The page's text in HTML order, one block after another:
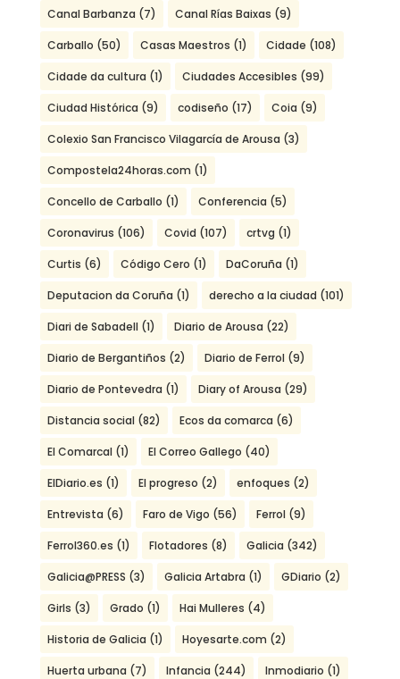
Canal Barbanza (7) Canal Rías Baixas (9)
Carballo (50) Casas Maestros (1) Cidade (108)
Cidade da cultura (1) Ciudades Accesibles (99)
Ciudad Histórica (9) codiseño (17) Coia (9)
Colexio San Francisco Vilagarcía de Arousa (3)
Compostela24horas.com (1)
Concello de Carballo (1) Conferencia (5)
Coronavirus (106) Covid (107) crtvg (1)
Curtis (6) Código Cero (1) DaCoruña (1)
Deputacion da Coruña (1) derecho a la ciudad (101)
Diari de Sabadell (1) Diario de Arousa (22)
Diario de Bergantiños (2) Diario de Ferrol (9)
Diario de Pontevedra (1) Diary of Arousa (29)
Distancia social (82) Ecos da comarca (6)
El Comarcal (1) El Correo Gallego (40)
ElDiario.es (1) El progreso (2) enfoques (2)
Entrevista (6) Faro de Vigo (56) Ferrol (9)
Ferrol360.es (1) Flotadores (8) Galicia (342)
Galicia@PRESS (3) Galicia Artabra (1) GDiario (2)
Girls (3) Grado (1) Hai Mulleres (4)
Historia de Galicia (1) Hoyesarte.com (2)
Huerta urbana (7) Infancia (244) Inmodiario (1)